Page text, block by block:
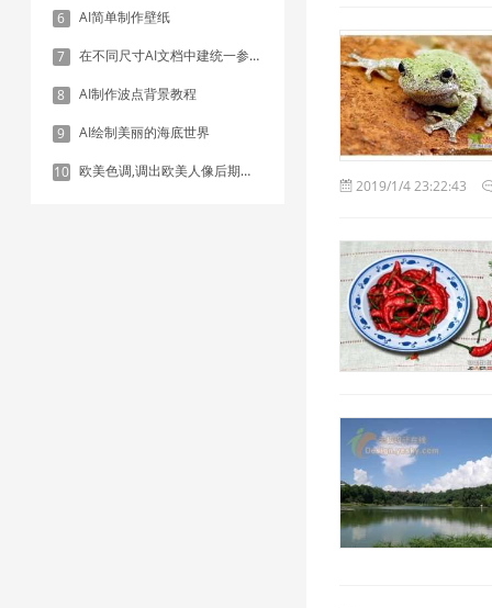
6 AI简单制作壁纸
7 在不同尺寸AI文档中建统一参考线 - 方法1：对齐和分布
8 AI制作波点背景教程
9 AI绘制美丽的海底世界
10 欧美色调,调出欧美人像后期色调实例
2019/1/4 23:22:43